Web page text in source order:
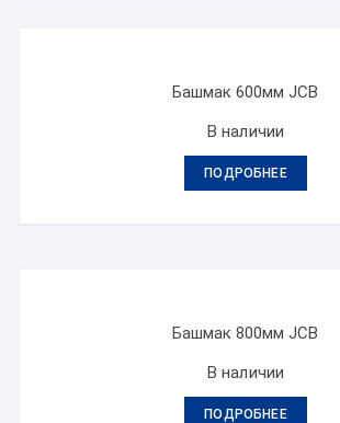
Башмак 600мм JCB
В наличии
ПОДРОБНЕЕ
Башмак 800мм JCB
В наличии
ПОДРОБНЕЕ